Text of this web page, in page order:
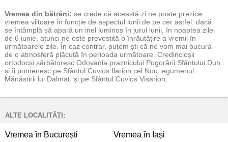
Vremea din bătrâni: se crede că această zi ne poate prezice
vremea viitoare în funcție de aspectul lunii de pe cer astfel: dacă
se întâmplă să apară un inel luminos în jurul lunii, în noaptea zilei
de 6 iunie, atunci ne este prevestită o înrăutățire a vremii în
următoarele zile. În caz contrar, putem ști că ne vom mai bucura
de o atmosferă plăcută în perioada următoare. Credincioșii
ortodocși sărbătoresc Odovania praznicului Pogorârii Sfântului Duh
și îi pomenesc pe Sfântul Cuvios Ilarion cel Nou, egumenul
Mănăstirii lui Dalmat, și pe Sfântul Cuvios Visarion.
ALTE LOCALITĂȚI:
Vremea în București Vremea în Iași